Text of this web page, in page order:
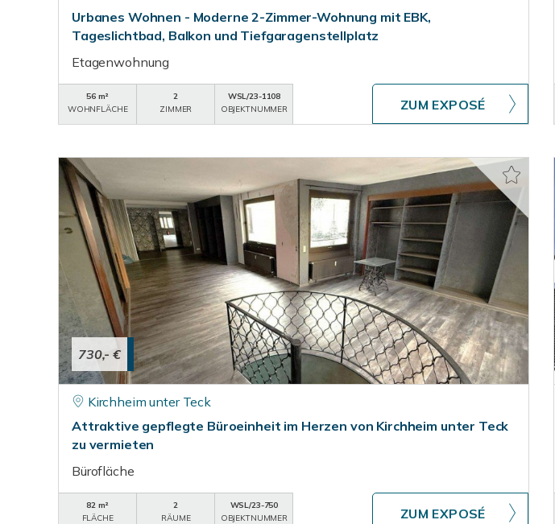
Urbanes Wohnen - Moderne 2-Zimmer-Wohnung mit EBK,
Tageslichtbad, Balkon und Tiefgaragenstellplatz
Etagenwohnung
56 m²
WOHNFLÄCHE
2
ZIMMER
WSL/23-1108
OBJEKTNUMMER
ZUM EXPOSÉ
730,- €
Kirchheim unter Teck
Attraktive gepflegte Büroeinheit im Herzen von Kirchheim unter Teck
zu vermieten
Bürofläche
82 m²
FLÄCHE
2
RÄUME
WSL/23-750
OBJEKTNUMMER
ZUM EXPOSÉ